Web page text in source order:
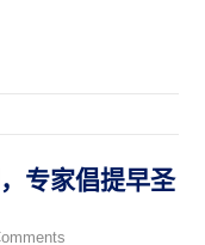
专家倡提早圣